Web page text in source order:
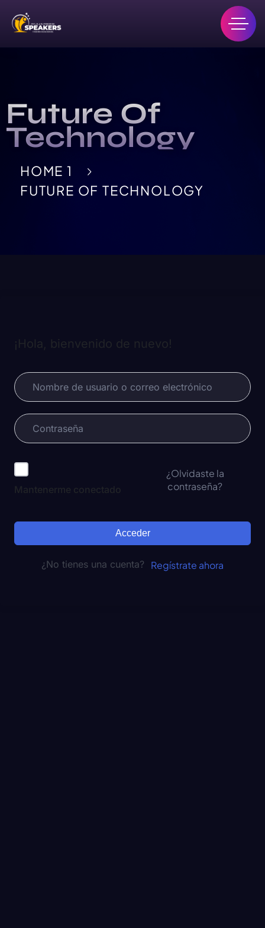
Future Of
Technology
HOME 1
FUTURE OF TECHNOLOGY
¡Hola, bienvenido de nuevo!
Mantenerme conectado
¿Olvidaste la
contraseña?
Acceder
¿No tienes una cuenta? Regístrate ahora